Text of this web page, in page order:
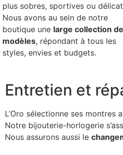
plus sobres, sportives ou
Nous avons au sein de notre
boutique une large collection de
modèles, répondant à tous les
styles, envies et budgets.
Entretien et
L’Oro sélectionne ses montres
Notre bijouterie-horlogerie
Nous assurons aussi le